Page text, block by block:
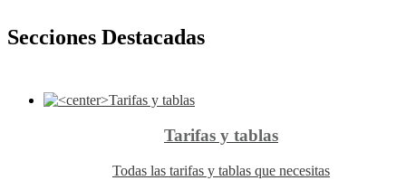
Experiencia, trato personalizado y visión global. Soluciones legales para cuidar
de sus intereses.
Secciones Destacadas
Tarifas y tablas
Todas las tarifas y tablas que necesitas